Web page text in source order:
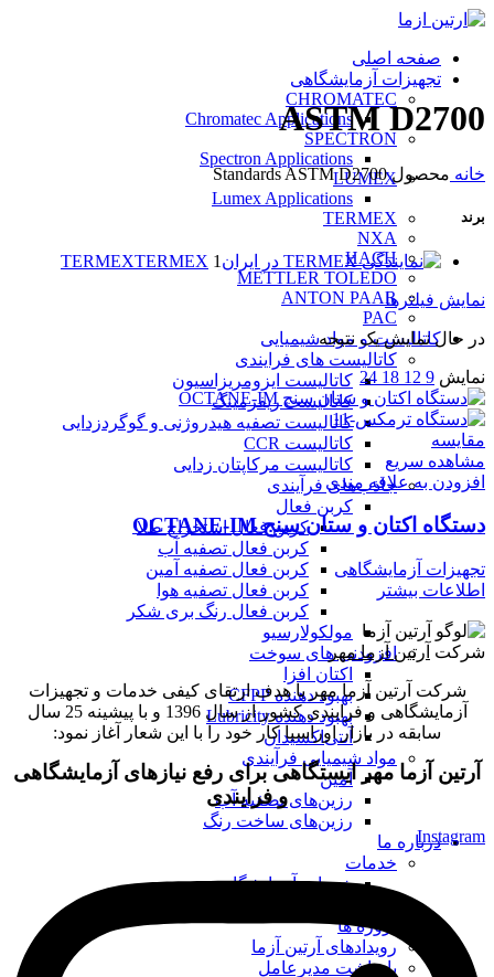
صفحه اصلی
تجهیزات آزمایشگاهی
CHROMATEC
Chromatec Applications
SPECTRON
Spectron Applications
LUMEX
Lumex Applications
TERMEX
NXA
HACH
METTLER TOLEDO
ANTON PAAR
PAC
کاتالیست و مواد شیمیایی
کاتالیست های فرایندی
کاتالیست ایزومریزاسیون
کاتالیست ریفرمینگ
کاتالیست تصفیه هیدروژنی و گوگردزدایی
کاتالیست CCR
کاتالیست مرکاپتان زدایی
جاذب‌های فرآیندی
کربن فعال
کربن فعال استخراج طلا
کربن فعال تصفیه آب
کربن فعال تصفیه آمین
کربن فعال تصفیه هوا
کربن فعال رنگ بری شکر
مولکولارسیو
افزودنی های سوخت
اکتان افزا
بهبود دهنده CFPP
بهبود دهنده Lubricity
آنتی‌اکسیدان
مواد شیمیایی فرآیندی
آمین
رزین‌های تصفیه آب
رزین‌های ساخت رنگ
درباره ما
خدمات
خدمات آزمایشگاهی
پروژه ها
رویدادهای آرتین آزما
یادداشت مدیرعامل
ASTM D2700
خانه محصول StandardsASTM D2700
برند
TERMEXTERMEX 1
نمایش فیلترها
در حال نمایش یک نتیجه
نمایش 9
12
18
24
مقایسه
مشاهده سریع
افزودن به علاقه مندی
دستگاه اکتان و ستان سنج OCTANE-IM
تجهیزات آزمایشگاهی
اطلاعات بیشتر
شرکت آرتین آزما مهر
شرکت آرتین آزما مهر با هدف ارتقای کیفی خدمات و تجهیزات
آزمایشگاهی و فرایندی کشور از سال 1396 و با پیشینه 25 سال
سابقه در بازار اوراسیا کار خود را با این شعار آغاز نمود:
آرتین آزما مهر ایستگاهی برای رفع نیازهای آزمایشگاهی
و فرایندی
Instagram